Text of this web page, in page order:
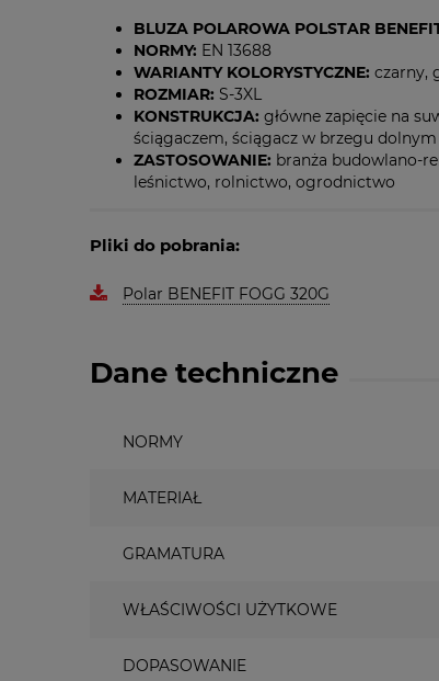
BLUZA POLAROWA POLSTAR
NORMY: EN 13688
WARIANTY KOLORYSTYCZNE: czarny,
ROZMIAR: S-3XL
KONSTRUKCJA: główne zapięcie na
ściągaczem, ściągacz w brzegu dolnym
ZASTOSOWANIE: branża budowlano-
leśnictwo, rolnictwo, ogrodnictwo
Pliki do pobrania:
Polar BENEFIT FOGG 320G
Dane techniczne
NORMY
MATERIAŁ
GRAMATURA
WŁAŚCIWOŚCI UŻYTKOWE
DOPASOWANIE